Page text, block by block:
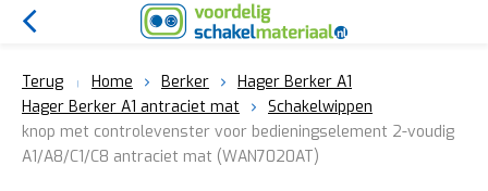
Terug Home Berker
Hager Berker A1
Hager Berker A1 antraciet mat
Schakelwippen
knop met controlevenster voor bedieningselement 2-voudig
A1/A8/C1/C8 antraciet mat (WAN7020AT)